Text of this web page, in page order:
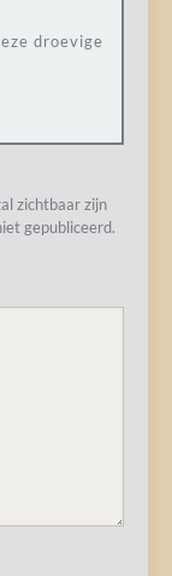
droevige
zichtbaar zijn
gepubliceerd.